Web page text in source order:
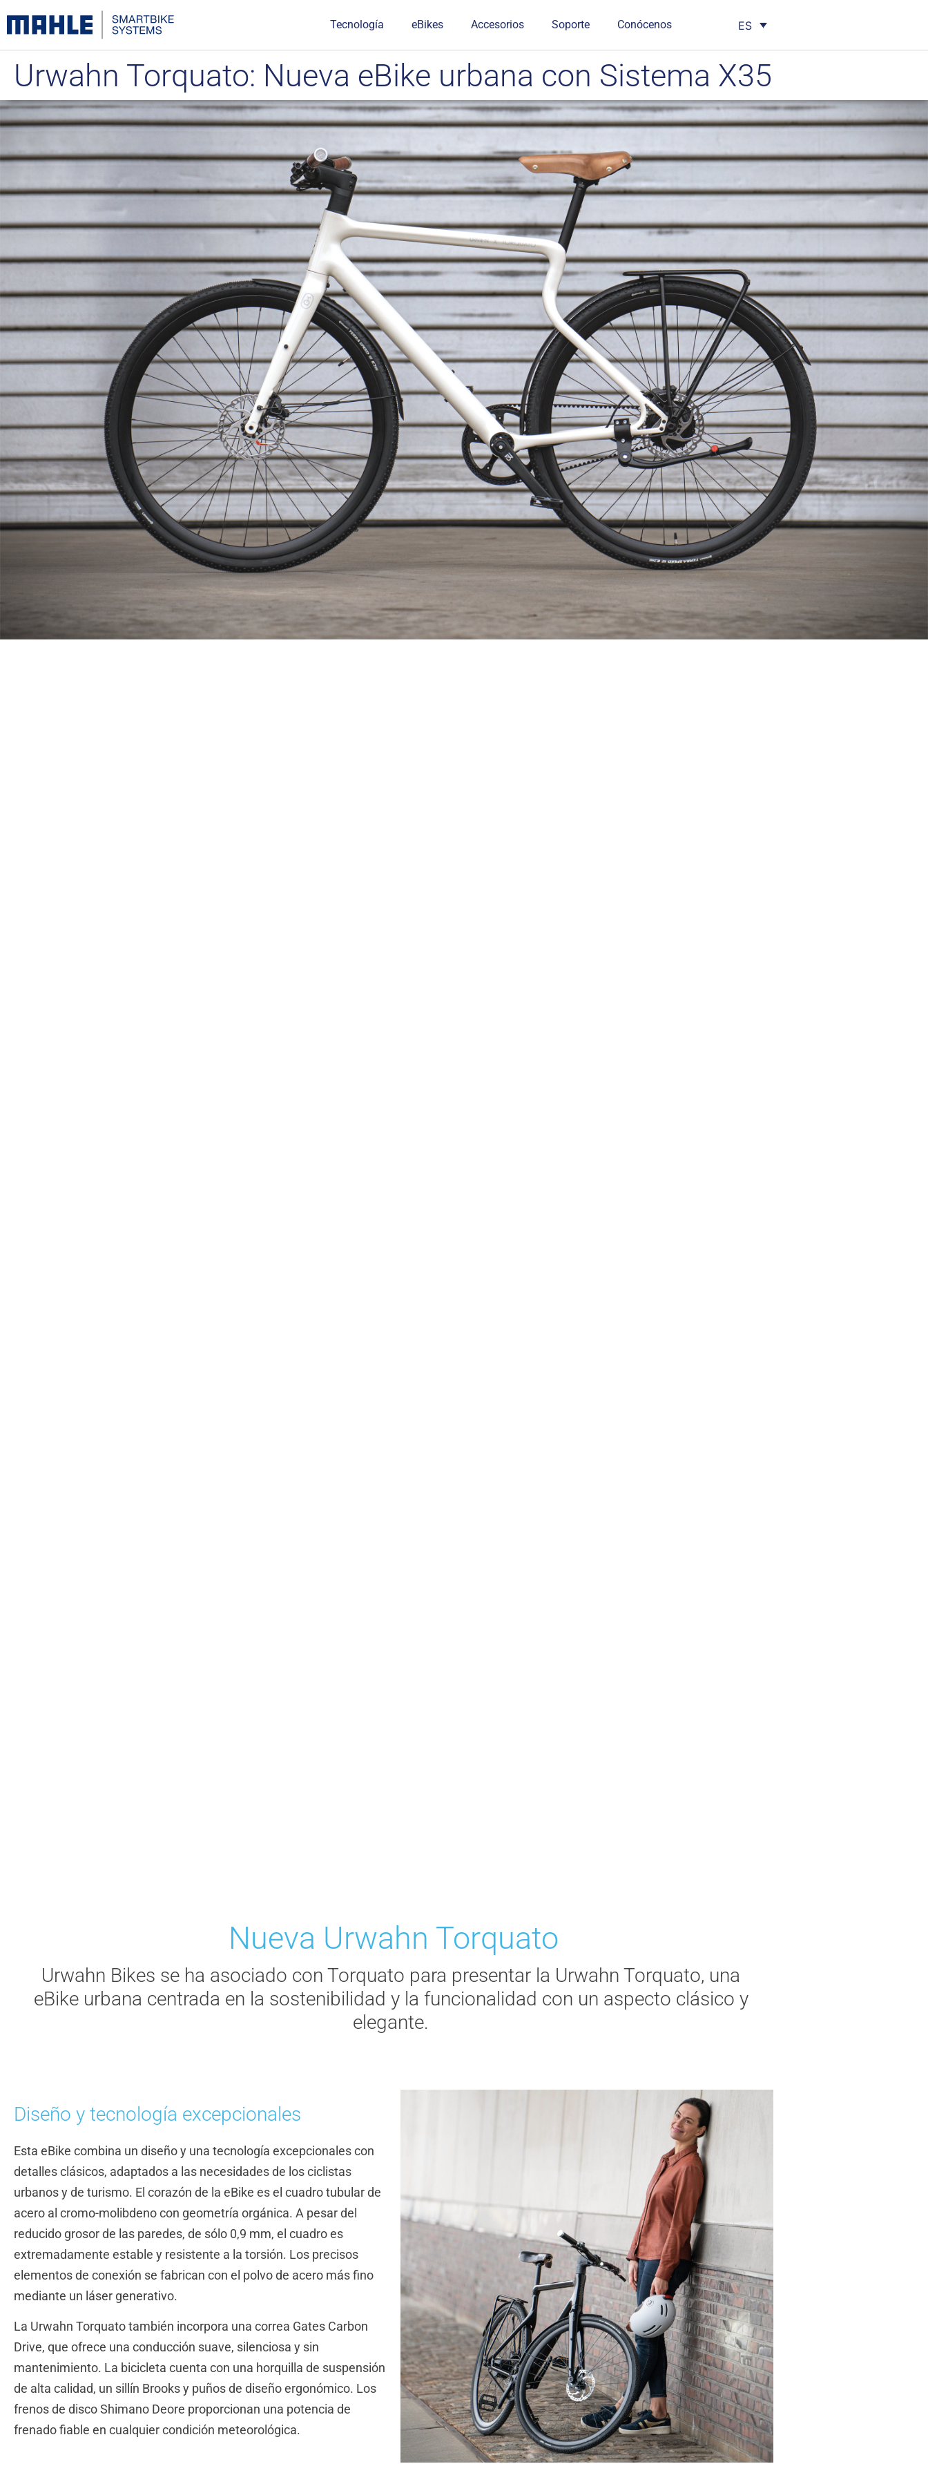
Tecnología eBikes Accesorios Soporte Conócenos ES
Urwahn Torquato: Nueva eBike urbana con Sistema X35
Nueva Urwahn Torquato
Urwahn Bikes se ha asociado con Torquato para presentar la Urwahn Torquato, una
eBike urbana centrada en la sostenibilidad y la funcionalidad con un aspecto clásico y
elegante.
Diseño y tecnología excepcionales
Esta eBike combina un diseño y una tecnología excepcionales con
detalles clásicos, adaptados a las necesidades de los ciclistas
urbanos y de turismo. El corazón de la eBike es el cuadro tubular de
acero al cromo-molibdeno con geometría orgánica. A pesar del
reducido grosor de las paredes, de sólo 0,9 mm, el cuadro es
extremadamente estable y resistente a la torsión. Los precisos
elementos de conexión se fabrican con el polvo de acero más fino
mediante un láser generativo.
La Urwahn Torquato también incorpora una correa Gates Carbon
Drive, que ofrece una conducción suave, silenciosa y sin
mantenimiento. La bicicleta cuenta con una horquilla de suspensión
de alta calidad, un sillín Brooks y puños de diseño ergonómico. Los
frenos de disco Shimano Deore proporcionan una potencia de
frenado fiable en cualquier condición meteorológica.